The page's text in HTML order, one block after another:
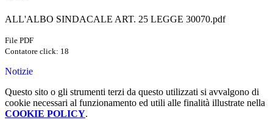
ALL'ALBO SINDACALE ART. 25 LEGGE 30070.pdf
File PDF
Contatore click: 18
Notizie
Questo sito o gli strumenti terzi da questo utilizzati si avvalgono di
cookie necessari al funzionamento ed utili alle finalità illustrate nella
COOKIE POLICY.